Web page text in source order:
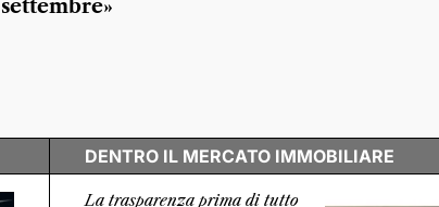
settembre»
DENTRO IL MERCATO IMMOBILIARE
La trasparenza prima di tutto